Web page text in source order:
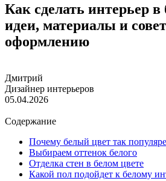
Как сделать интерьер в
идеи, материалы и
оформлению
Дмитрий
Дизайнер интерьеров
05.04.2026
Содержание
Почему белый цвет так
Выбираем оттенок белого
Отделка стен в белом цвете
Какой пол подойдет к белому